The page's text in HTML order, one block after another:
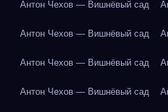
Антон Чехов — Вишнёвый сад
Антон Чехов — Вишнёвый сад
Антон Чехов — Вишнёвый сад
Антон Чехов — Вишнёвый сад